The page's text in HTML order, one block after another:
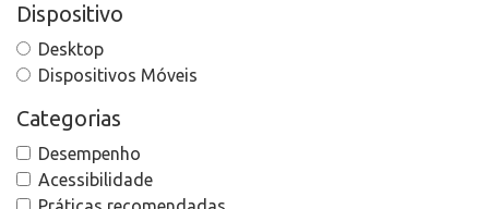
Dispositivo
Desktop
Dispositivos Móveis
Categorias
Desempenho
Acessibilidade